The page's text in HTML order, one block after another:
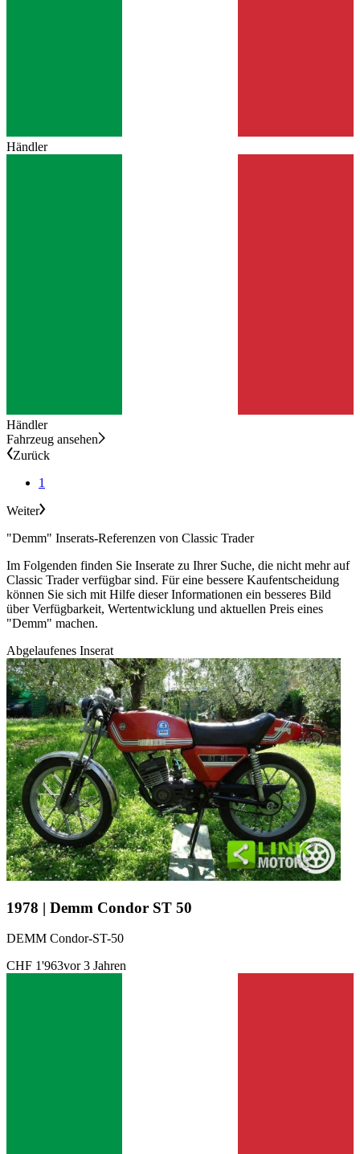
Händler
Händler
Fahrzeug ansehen
Zurück
1
Weiter
"Demm" Inserats-Referenzen von Classic Trader
Im Folgenden finden Sie Inserate zu Ihrer Suche, die nicht mehr auf
Classic Trader verfügbar sind. Für eine bessere Kaufentscheidung
können Sie sich mit Hilfe dieser Informationen ein besseres Bild
über Verfügbarkeit, Wertentwicklung und aktuellen Preis eines
"Demm" machen.
Abgelaufenes Inserat
1978 | Demm Condor ST 50
DEMM Condor-ST-50
CHF 1'963vor 3 Jahren